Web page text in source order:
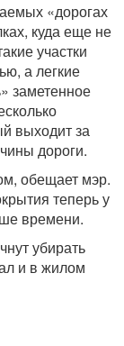
«дорогах
куда еще не
участки
а легкие
заметенное
выходит за
дороги.
обещает мэр.
теперь у
времени.
убирать
и в жилом